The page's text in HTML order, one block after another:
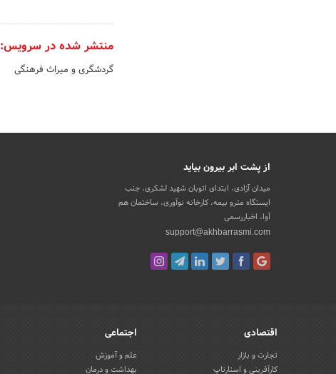
منتشر شده در سرویس:
گردشگری و میراث فرهنگی
از پشت ابر بیرون بیاید
میدان آزادی، ابتدای اتوبان شهید لشکری، جنب
ایستگاه مترو بیمه، کارخانه نوآوری، ساختمان هم
آوا، اخباررسمی
support@akhbarrasmi.com
اقتصادی
تجارت و بازار
کارآفرینی و استارتاپ
اجتماعی
علم و آموزش
بهداشت و درمان